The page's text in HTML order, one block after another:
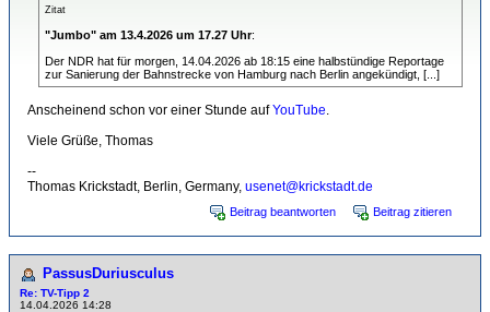
Zitat
"Jumbo" am 13.4.2026 um 17.27 Uhr:
Der NDR hat für morgen, 14.04.2026 ab 18:15 eine halbstündige Reportage
zur Sanierung der Bahnstrecke von Hamburg nach Berlin angekündigt, [...]
Anscheinend schon vor einer Stunde aufYouTube.
Viele Grüße, Thomas
--
Thomas Krickstadt, Berlin, Germany, usenet@krickstadt.de
Beitrag beantworten Beitrag zitieren
PassusDuriusculus
Re: TV-Tipp 2
14.04.2026 14:28